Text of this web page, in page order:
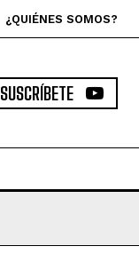
¿QUIÉNES SOMOS?
SUSCRÍBETE